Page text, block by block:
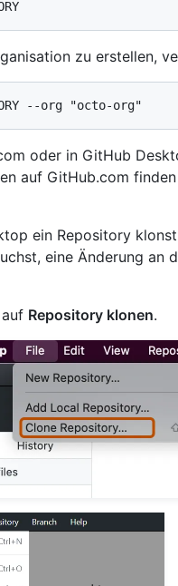
zu erstellen,
oder in GitHub
auf GitHub.com
ein Repository
eine Änderung an
auf Repository klonen.